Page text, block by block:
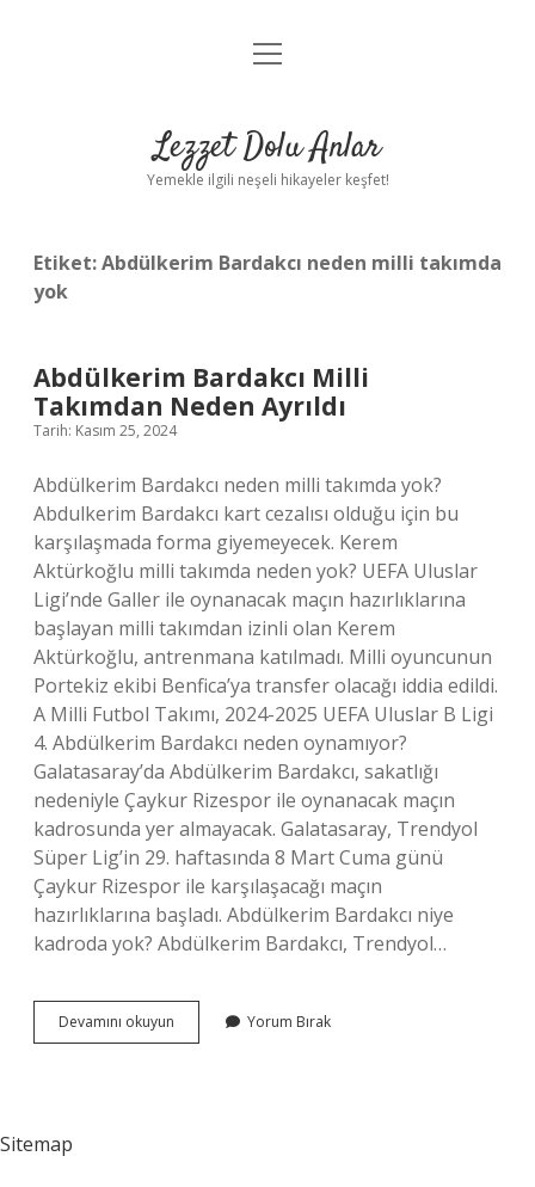
Anasayfa
Yasal Uyarı
menüyü
Lezzet Dolu Anlar
Yemekle ilgili neşeli hikayeler keşfet!
Etiket:Abdülkerim Bardakcı neden milli takımda
yok
Abdülkerim Bardakcı Milli
Takımdan Neden Ayrıldı
Tarih: Kasım 25, 2024
Abdülkerim Bardakcı neden milli takımda yok?
Abdulkerim Bardakcı kart cezalısı olduğu için bu
karşılaşmada forma giyemeyecek. Kerem
Aktürkoğlu milli takımda neden yok? UEFA Uluslar
Ligi’nde Galler ile oynanacak maçın hazırlıklarına
başlayan milli takımdan izinli olan Kerem
Aktürkoğlu, antrenmana katılmadı. Milli oyuncunun
Portekiz ekibi Benfica’ya transfer olacağı iddia edildi.
A Milli Futbol Takımı, 2024-2025 UEFA Uluslar B Ligi
4. Abdülkerim Bardakcı neden oynamıyor?
Galatasaray’da Abdülkerim Bardakcı, sakatlığı
nedeniyle Çaykur Rizespor ile oynanacak maçın
kadrosunda yer almayacak. Galatasaray, Trendyol
Süper Lig’in 29. haftasında 8 Mart Cuma günü
Çaykur Rizespor ile karşılaşacağı maçın
hazırlıklarına başladı. Abdülkerim Bardakcı niye
kadroda yok? Abdülkerim Bardakcı, Trendyol…
Devamını okuyun Abdülkerim
Bardakcı
Yorum Bırak
Sitemap